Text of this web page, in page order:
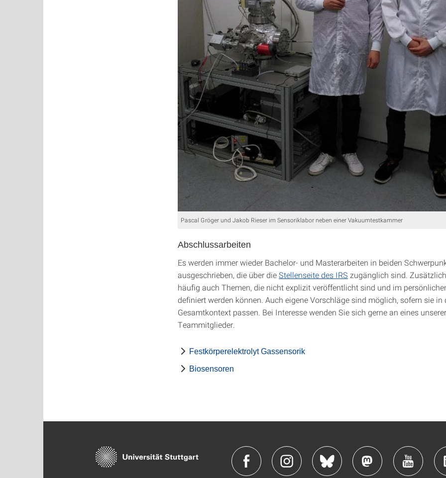
Pascal Gröger und Jakob Rieser im Sensoriklabor neben einer Vakuumtestkammer
Abschlussarbeiten
Es werden immer wieder Bachelor- und Masterarbeiten in beiden
ausgeschrieben, die über dieStellenseite des IRS zugänglich sind.
häufig auch Themen, die nicht explizit veröffentlicht sind und im
definiert werden können. Auch eigene Vorschläge sind möglich, sofern sie in
Gesamtkontext passen. Bei Interesse wenden Sie sich gerne an eines unserer
Teammitglieder.
Festkörperelektrolyt Gassensorik
Biosensoren